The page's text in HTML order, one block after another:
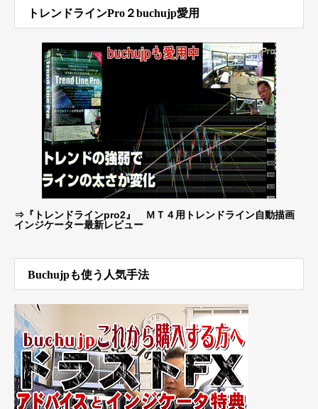
トレンドラインPro２buchujp愛用
⇒ 『トレンドラインpro2』 ＭＴ４用トレンドライン自動描画
インジケーター最新レビュー
Buchujpも使う人気手法